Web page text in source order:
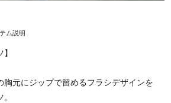
ム説明
胸元にジップで留めるフラシデザインを